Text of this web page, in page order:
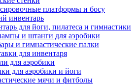
платформы и босу
инвентарь
для йоги, пилатеса и гимнастики
и штанги для аэробики
и гимнастические палки
для инвентаря
для аэробики
для аэробики и йоги
мячи и фитболы